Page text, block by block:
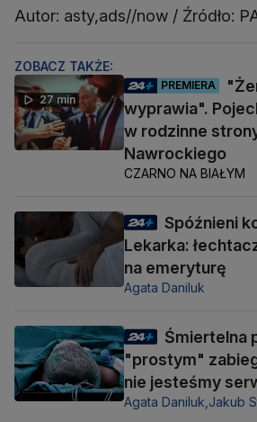
Autor: asty,ads//now / Źródło:
ZOBACZ TAKŻE:
27 min
PREMIERA
wyprawia".
w rodzinne
Nawrockiego
CZARNO NA BIAŁYM
Spóźnieni
Lekarka:
na emeryturę
Agata Daniluk
Śmiertelna
"prostym"
nie jesteśmy
Agata Daniluk, Jakub